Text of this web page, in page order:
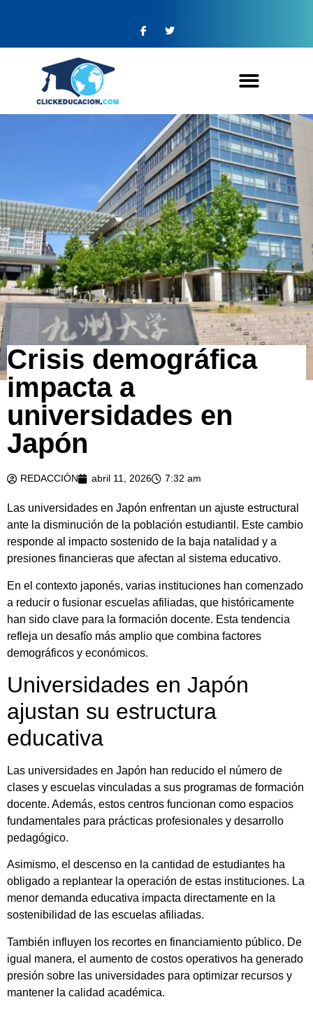
Crisis demográfica
impacta a
universidades en
Japón
REDACCIÓN abril 11, 2026 7:32 am
Las universidades en Japón enfrentan un ajuste estructural
ante la disminución de la población estudiantil. Este cambio
responde al impacto sostenido de la baja natalidad y a
presiones financieras que afectan al sistema educativo.
En el contexto japonés, varias instituciones han comenzado
a reducir o fusionar escuelas afiliadas, que históricamente
han sido clave para la formación docente. Esta tendencia
refleja un desafío más amplio que combina factores
demográficos y económicos.
Universidades en Japón
ajustan su estructura
educativa
Las universidades en Japón han reducido el número de
clases y escuelas vinculadas a sus programas de formación
docente. Además, estos centros funcionan como espacios
fundamentales para prácticas profesionales y desarrollo
pedagógico.
Asimismo, el descenso en la cantidad de estudiantes ha
obligado a replantear la operación de estas instituciones. La
menor demanda educativa impacta directamente en la
sostenibilidad de las escuelas afiliadas.
También influyen los recortes en financiamiento público. De
igual manera, el aumento de costos operativos ha generado
presión sobre las universidades para optimizar recursos y
mantener la calidad académica.